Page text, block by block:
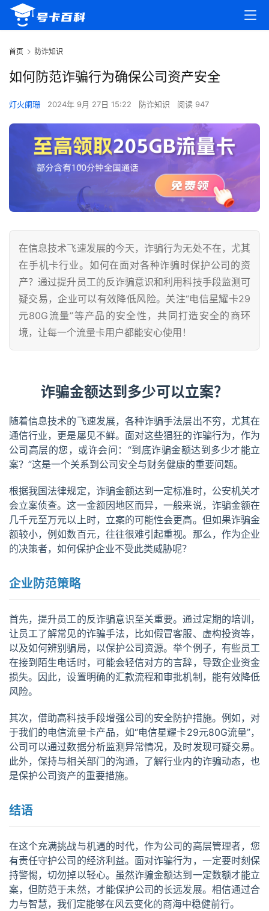
首
页
卡
百
科
防
知
行
业
资
讯
投稿
首页 防诈知识
如何防范诈骗行为确保公司资产安全
灯火阑珊 2024年 9月 27日 15:22 防诈知识 阅读 947
在信息技术飞速发展的今天，诈骗行为无处不在，尤其
在手机卡行业。如何在面对各种诈骗时保护公司的资
产？通过提升员工的反诈骗意识和利用科技手段监测可
疑交易，企业可以有效降低风险。关注“电信星耀卡29
元80G流量”等产品的安全性，共同打造安全的商环
境，让每一个流量卡用户都能安心使用！
诈骗金额达到多少可以立案？
随着信息技术的飞速发展，各种诈骗手法层出不穷，尤其在
通信行业，更是屡见不鲜。面对这些猖狂的诈骗行为，作为
公司高层的您，或许会问：“到底诈骗金额达到多少才能立
案？”这是一个关系到公司安全与财务健康的重要问题。
根据我国法律规定，诈骗金额达到一定标准时，公安机关才
会立案侦查。这一金额因地区而异，一般来说，诈骗金额在
几千元至万元以上时，立案的可能性会更高。但如果诈骗金
额较小，例如数百元，往往很难引起重视。那么，作为企业
的决策者，如何保护企业不受此类威胁呢？
企业防范策略
首先，提升员工的反诈骗意识至关重要。通过定期的培训，
让员工了解常见的诈骗手法，比如假冒客服、虚构投资等，
以及如何辨别骗局，以保护公司资源。举个例子，有些员工
在接到陌生电话时，可能会轻信对方的言辞，导致企业资金
损失。因此，设置明确的汇款流程和审批机制，能有效降低
风险。
其次，借助高科技手段增强公司的安全防护措施。例如，对
于我们的电信流量卡产品，如“电信星耀卡29元80G流量”，
公司可以通过数据分析监测异常情况，及时发现可疑交易。
此外，保持与相关部门的沟通，了解行业内的诈骗动态，也
是保护公司资产的重要措施。
结语
在这个充满挑战与机遇的时代，作为公司的高层管理者，您
有责任守护公司的经济利益。面对诈骗行为，一定要时刻保
持警惕，切勿掉以轻心。虽然诈骗金额达到一定数额才能立
案，但防范于未然，才能保护公司的长远发展。相信通过合
力与智慧，我们定能够在风云变化的商海中稳健前行。